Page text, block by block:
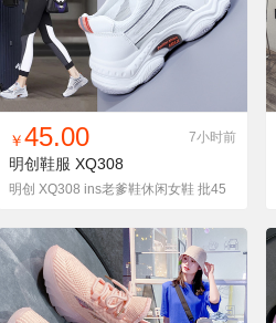
找同款 加入铺货单 收藏
￥45.00 7小时前
明创鞋服 XQ308
明创 XQ308 ins老爹鞋休闲女鞋 批45